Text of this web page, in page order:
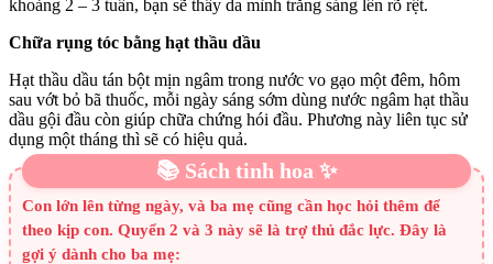
khoảng 2 – 3 tuần, bạn sẽ thấy da mình trắng sáng lên rõ rệt.
Chữa rụng tóc bằng hạt thầu dầu
Hạt thầu dầu tán bột mịn ngâm trong nước vo gạo một đêm, hôm
sau vớt bỏ bã thuốc, mỗi ngày sáng sớm dùng nước ngâm hạt thầu
dầu gội đầu còn giúp chữa chứng hói đầu. Phương này liên tục sử
dụng một tháng thì sẽ có hiệu quả.
📚 Sách tinh hoa ✨
Con lớn lên từng ngày, và ba mẹ cũng cần học hỏi thêm để
theo kịp con. Quyển 2 và 3 này sẽ là trợ thủ đắc lực. Đây là
gợi ý dành cho ba mẹ: